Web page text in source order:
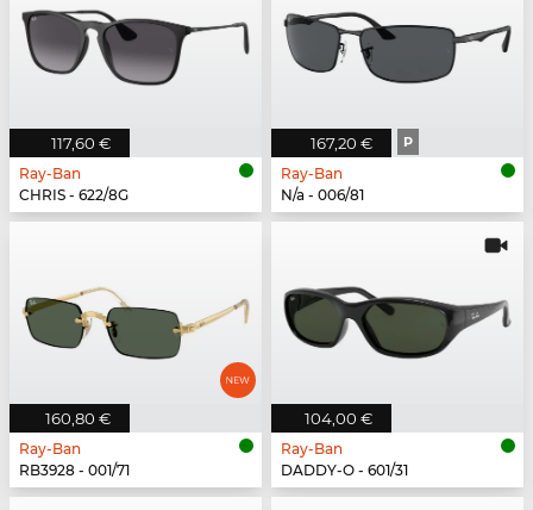
117,60 €
Ray-Ban
CHRIS - 622/8G
167,20 € P
Ray-Ban
N/a - 006/81
160,80 €
Ray-Ban
RB3928 - 001/71
104,00 €
Ray-Ban
DADDY-O - 601/31